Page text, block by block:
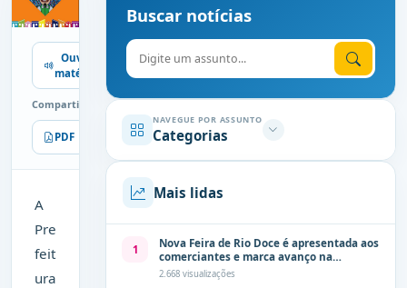
Ouvir
matéria
Compartilhe
PDF Imprimir
A
Pre
feit
ura
Buscar notícias
Digite o assunto
NAVEGUE POR ASSUNTO
Categorias
Mais lidas
1
Nova Feira de Rio Doce é apresentada aos
comerciantes e marca avanço na
modernização dos espaços públicos de
2.668 visualizações